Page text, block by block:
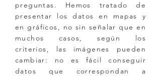
preguntas. Hemos tratado de
presentar los datos en mapas y
en gráficos, no sin señalar que en
muchos casos, según los
criterios, las imágenes pueden
cambiar: no es fácil conseguir
datos que correspondan a